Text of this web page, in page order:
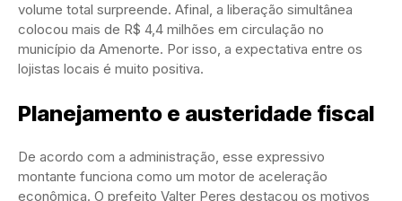
volume total surpreende. Afinal, a liberação simultânea
colocou mais de R$ 4,4 milhões em circulação no
município da Amenorte. Por isso, a expectativa entre os
lojistas locais é muito positiva.
Planejamento e austeridade fiscal
De acordo com a administração, esse expressivo
montante funciona como um motor de aceleração
econômica. O prefeito Valter Peres destacou os motivos